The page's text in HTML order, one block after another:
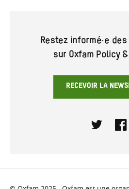
Restez informé·e
sur Oxfam Policy
RECEVOIR LA